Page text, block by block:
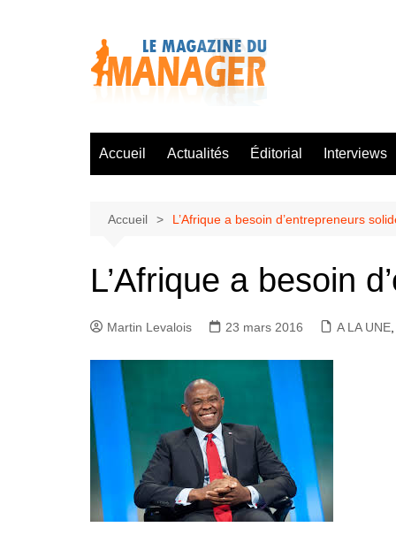
Accueil Actualités Éditorial Interviews
Accueil L’Afrique a besoin d’entrepreneurs
L’Afrique a besoin
Martin Levalois 23 mars 2016 A LA UNE